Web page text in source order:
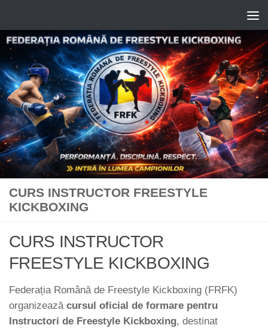
CURS INSTRUCTOR FREESTYLE
KICKBOXING
CURS INSTRUCTOR
FREESTYLE KICKBOXING
Federația Română de Freestyle Kickboxing (FRFK)
organizează cursul oficial de formare pentru
Instructori de Freestyle Kickboxing, destinat